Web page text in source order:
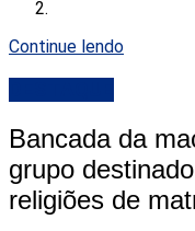
Continue lendo
Bancada da
grupo
religiões de